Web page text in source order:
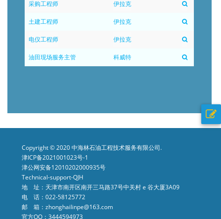
采购工程师 伊拉克
土建工程师 伊拉克
电仪工程师 伊拉克
油田现场服务主管 科威特
Copyright © 2020 中海林石油工程技术服务有限公司.
津ICP备2021001023号-1
津公网安备12010202000935号
Technical-support-QJH
地 址：天津市南开区南开三马路37号中关村 e 谷大厦3A09
电 话：022-58125772
邮 箱：zhonghailinpe@163.com
官方QQ：3444594973